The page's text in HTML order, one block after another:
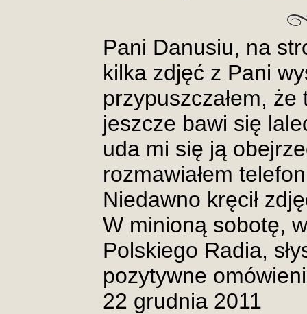
Pani Danusiu, na
kilka zdjęć z Pani
przypuszczałem,
jeszcze bawi się
uda mi się ją
rozmawiałem
Niedawno kręcił
W minioną sobotę,
Polskiego Radia,
pozytywne
22 grudnia 2011